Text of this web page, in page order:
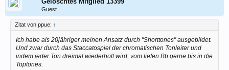
Guest
Zitat von ppue: ↑
Ich habe als 20jähriger meinen Ansatz durch "Shorttones" ausgebildet.
Und zwar durch das Staccatospiel der chromatischen Tonleiter und
indem jeder Ton dreimal wiederholt wird, vom tiefen Bb gerne bis in die
Toptones.